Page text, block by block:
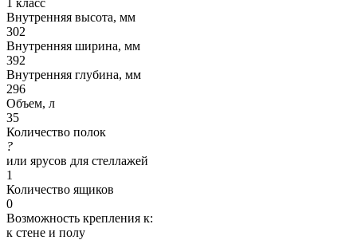
Внутренняя высота, мм
302
Внутренняя ширина, мм
392
Внутренняя глубина, мм
296
Объем, л
35
Количество полок
?
или ярусов для стеллажей
1
Количество ящиков
0
Возможность крепления к:
к стене и полу